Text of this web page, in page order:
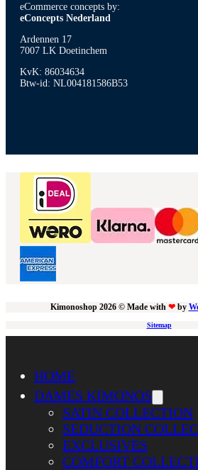
eCommerce concepts by:
eConcepts Nederland
Ardennen 17
7007 LK Doetinchem
KvK: 86034634
Btw-id: NL004181586B53
Kimonoshop 2026 © Made with ❤ by
Sitemap
HOME
DAMES KIMONOS
SATIN COLLECTION
SEDUCTION
EXCLUSIVES
COMFORT